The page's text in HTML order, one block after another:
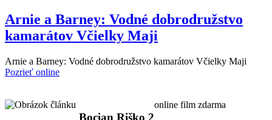
Arnie a Barney: Vodné dobrodružstvo
kamarátov Včielky Maji
Arnie a Barney: Vodné dobrodružstvo kamarátov Včielky Maji
Pozrieť online
Bocian Riško 2
online film zdarma